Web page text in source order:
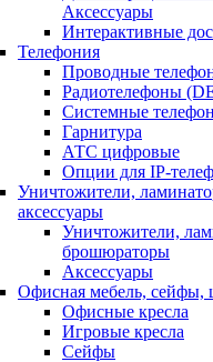
Аксессуары
Интерактивные
Телефония
Проводные
Радиотелефоны
Системные
Гарнитура
АТС цифровые
Опции для IP-
Уничтожители,
аксессуары
Уничтожители,
брошюраторы
Аксессуары
Офисная мебель,
Офисные кресла
Игровые кресла
Сейфы